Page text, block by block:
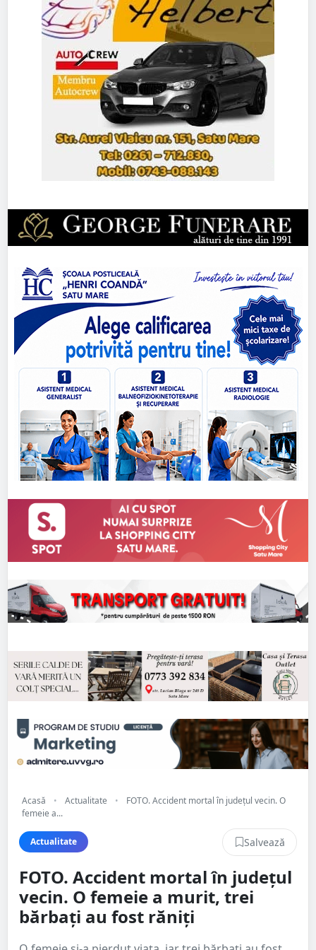
Acasă • Actualitate •
FOTO. Accident mortal în județul vecin. O
femeie a...
Actualitate Salvează
FOTO. Accident mortal în județul
vecin. O femeie a murit, trei
bărbați au fost răniți